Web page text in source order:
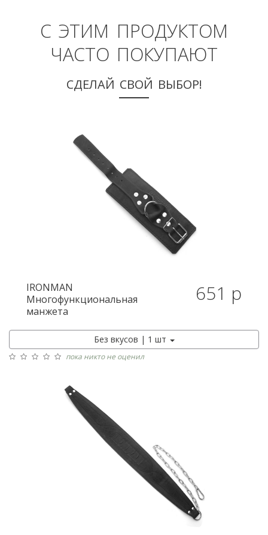
С ЭТИМ ПРОДУКТОМ
ЧАСТО ПОКУПАЮТ
СДЕЛАЙ СВОЙ ВЫБОР!
IRONMAN
Многофункциональная
манжета
651 р
Без вкусов | 1 шт
пока никто не оценил